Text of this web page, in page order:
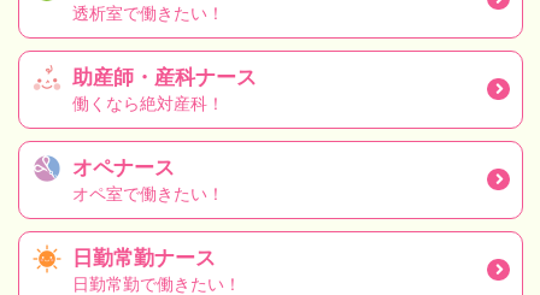
透析室で働きたい！
助産師・産科ナース
働くなら絶対産科！
オペナース
オペ室で働きたい！
日勤常勤ナース
日勤常勤で働きたい！